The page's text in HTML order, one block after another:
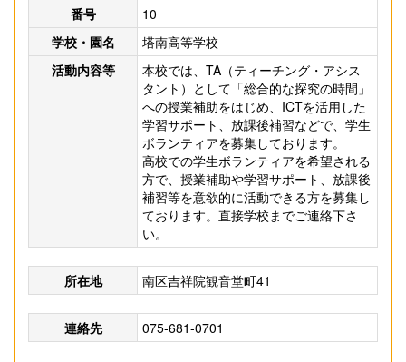
番号
10
学校・園名
塔南高等学校
活動内容等
本校では、TA（ティーチング・アシス
タント）として「総合的な探究の時間」
への授業補助をはじめ、ICTを活用した
学習サポート、放課後補習などで、学生
ボランティアを募集しております。
高校での学生ボランティアを希望される
方で、授業補助や学習サポート、放課後
補習等を意欲的に活動できる方を募集し
ております。直接学校までご連絡下さ
い。
所在地 南区吉祥院観音堂町41
連絡先 075-681-0701